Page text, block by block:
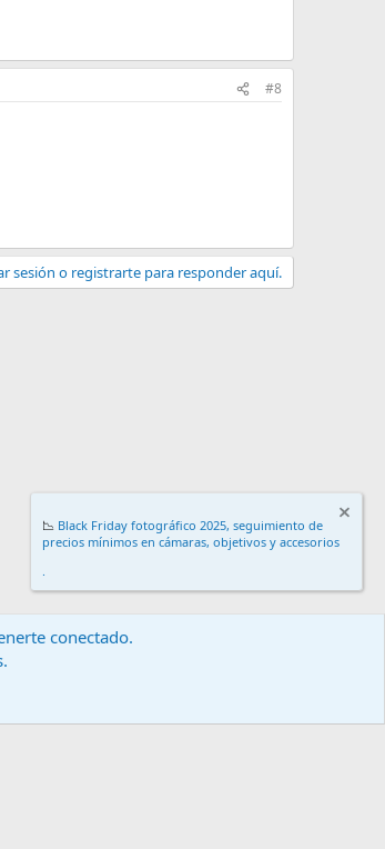
#8
sesión o registrarte para responder aquí.
📉 Black Friday fotográfico 2025, seguimiento de
precios mínimos en cámaras, objetivos y accesorios
.
conectado.